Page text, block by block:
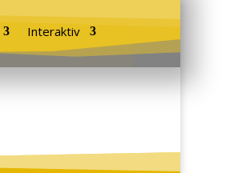
Interaktiv